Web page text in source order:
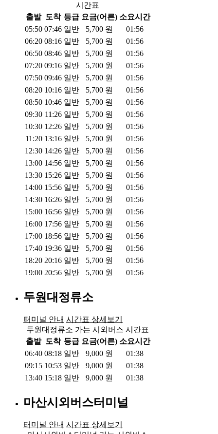
시간표
출발 도착 등급 요금(어른) 소요시간
05:50 07:46 일반 5,700 원
01:56
06:20 08:16 일반 5,700 원
01:56
06:50 08:46 일반 5,700 원
01:56
07:20 09:16 일반 5,700 원
01:56
07:50 09:46 일반 5,700 원
01:56
08:20 10:16 일반 5,700 원
01:56
08:50 10:46 일반 5,700 원
01:56
09:30 11:26 일반 5,700 원
01:56
10:30 12:26 일반 5,700 원
01:56
11:20 13:16 일반 5,700 원
01:56
12:30 14:26 일반 5,700 원
01:56
13:00 14:56 일반 5,700 원
01:56
13:30 15:26 일반 5,700 원
01:56
14:00 15:56 일반 5,700 원
01:56
14:30 16:26 일반 5,700 원
01:56
15:00 16:56 일반 5,700 원
01:56
16:00 17:56 일반 5,700 원
01:56
17:00 18:56 일반 5,700 원
01:56
17:40 19:36 일반 5,700 원
01:56
18:20 20:16 일반 5,700 원
01:56
19:00 20:56 일반 5,700 원 01:56
두원대정류소
터미널 안내 시간표 상세보기
두원대정류소 가는 시외버스 시간표
출발 도착 등급 요금(어른) 소요시간
06:40 08:18 일반 9,000 원
01:38
09:15 10:53 일반 9,000 원
01:38
13:40 15:18 일반 9,000 원 01:38
마산시외버스터미널
터미널 안내 시간표 상세보기